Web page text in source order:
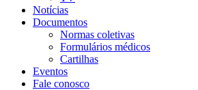
Notícias
Documentos
Normas coletivas
Formulários médicos
Cartilhas
Eventos
Fale conosco